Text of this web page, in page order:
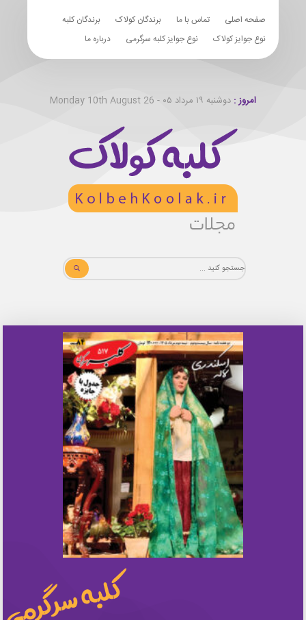
صفحه اصلی تماس با ما برندگان کولاک
برندگان کلبه
نوع جوایز کولاک
نوع جوایز کلبه سرگرمی درباره ما
امروز : دوشنبه ۱۹ مرداد ۰۵ - Monday 10th August 26